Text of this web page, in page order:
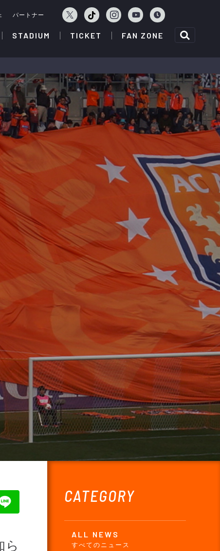
パートナー
STADIUM TICKET FAN ZONE
CATEGORY
ALL NEWS
すべてのニュース
ら